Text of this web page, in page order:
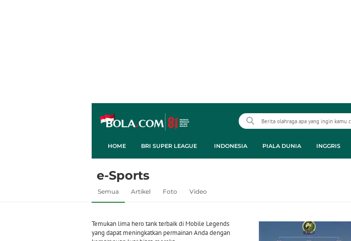
HOME BRI SUPER LEAGUE INDONESIA PIALA DUNIA INGGRIS
e-Sports
Semua Artikel Foto Video
Temukan lima hero tank terbaik di Mobile Legends
yang dapat meningkatkan permainan Anda dengan